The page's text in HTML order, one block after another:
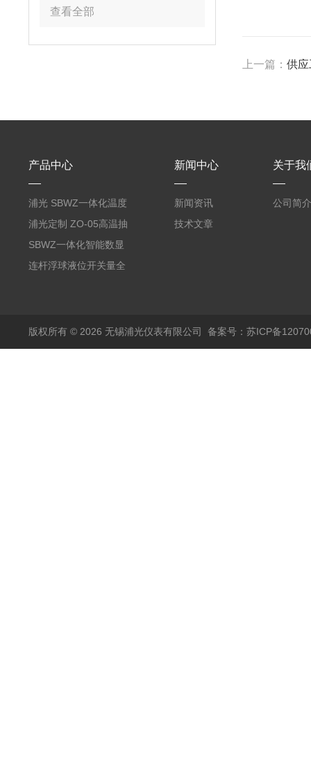
查看全部
上一篇：供应
产品中心
浦光 SBWZ一体化温度
变送器传感器 防爆热电
阻PT100 数显远传4-
20mA2
浦光定制 ZO-05高温抽
气式氧化锆分析仪 防爆
耐腐蚀检测仪
SBWZ一体化智能数显
温度变送器传感器防爆
连杆浮球液位开关量全
新闻中心
新闻资讯
技术文章
关于我
公司简介
版权所有 © 2026 无锡浦光仪表有限公司 备案号：苏ICP备